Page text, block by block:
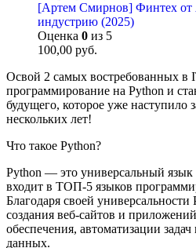
[Артем Смирнов] Финтех от
индустрию (2025)
Оценка 0 из 5
100,00 руб.
Освой 2 самых востребованных
программирование на Python и
будущего, которое уже наступило
нескольких лет!
Что такое Python?
Python — это универсальный
входит в ТОП-5 языков
Благодаря своей универсальности
создания веб-сайтов и
обеспечения, автоматизации
данных.